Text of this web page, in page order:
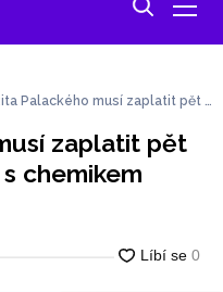
Palackého musí zaplatit pět mi
zaplatit pět
chemikem